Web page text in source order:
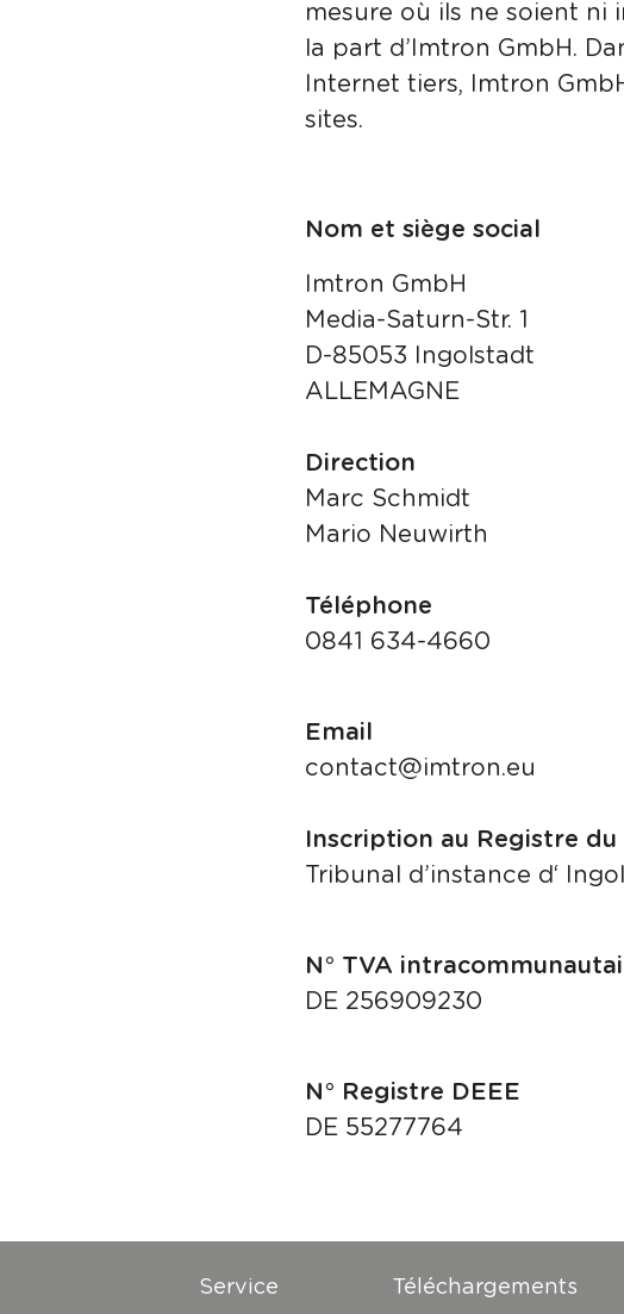
mesure où ils ne soient ni
la part d’Imtron GmbH.
Internet tiers, Imtron
sites.
Nom et siège social
Imtron GmbH
Media-Saturn-Str. 1
D-85053 Ingolstadt
ALLEMAGNE
Direction
Marc Schmidt
Mario Neuwirth
Téléphone
0841 634-4660
Email
contact@imtron.eu
Inscription au Registre
Tribunal d’instance d‘
N° TVA
DE 256909230
N° Registre DEEE
DE 55277764
Service Téléchargements